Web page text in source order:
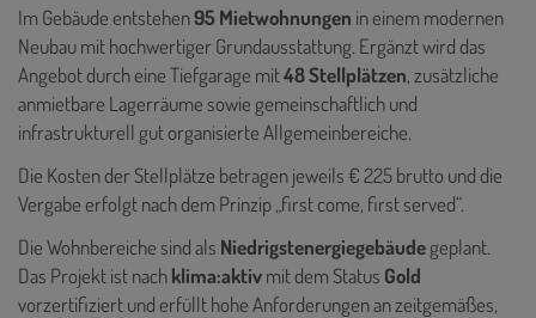
Im Gebäude entstehen95 Mietwohnungen in einem modernen
Neubau mit hochwertiger Grundausstattung. Ergänzt wird das
Angebot durch eine Tiefgarage mit48 Stellplätzen, zusätzliche
anmietbare Lagerräume sowie gemeinschaftlich und
infrastrukturell gut organisierte Allgemeinbereiche.
Die Kosten der Stellplätze betragen jeweils € 225 brutto und die
Vergabe erfolgt nach dem Prinzip „first come, first served“.
Die Wohnbereiche sind als Niedrigstenergiegebäudegeplant.
Das Projekt ist nachklima:aktivmit dem Status Gold
vorzertifiziert und erfüllt hohe Anforderungen an zeitgemäßes,